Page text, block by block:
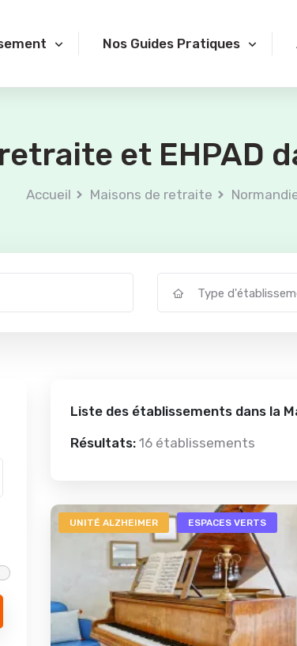
Nos Guides Pratiques
et EHPAD
Accueil Maisons de retraite
Type
Liste des établissements dans la
Résultats: 16 établissements
UNITÉ ALZHEIMER ESPACES VERTS